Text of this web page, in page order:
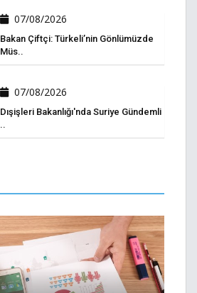
07/08/2026
Bakan Çiftçi: Türkeli’nin Gönlümüzde
Müs..
07/08/2026
Dışişleri Bakanlığı'nda Suriye Gündemli
..